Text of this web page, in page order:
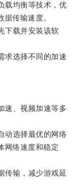
均衡等技术，优
传输速度。
载并安装该软
选择不同的加速
、视频加速等多
选择最优的网络
网络速度和稳定
输，减少游戏延